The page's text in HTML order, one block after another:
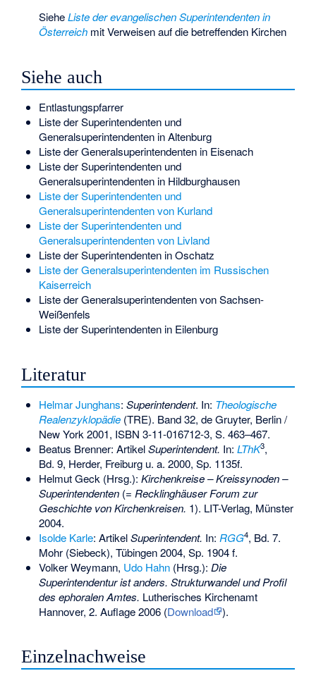
SieheListe der evangelischen Superintendenten in
Österreichmit Verweisen auf die betreffenden Kirchen
Siehe auch
Entlastungspfarrer
Liste der Superintendenten und
Generalsuperintendenten in Altenburg
Liste der Generalsuperintendenten in Eisenach
Liste der Superintendenten und
Generalsuperintendenten in Hildburghausen
Liste der Superintendenten und
Generalsuperintendenten von Kurland
Liste der Superintendenten und
Generalsuperintendenten von Livland
Liste der Superintendenten in Oschatz
Liste der Generalsuperintendenten im Russischen
Kaiserreich
Liste der Generalsuperintendenten von Sachsen-
Weißenfels
Liste der Superintendenten in Eilenburg
Literatur
Helmar Junghans: Superintendent. In: Theologische
Realenzyklopädie(TRE). Band 32, de Gruyter, Berlin /
New York 2001, ISBN 3-11-016712-3, S. 463–467.
Beatus Brenner: ArtikelSuperintendent. In: LThK3,
Bd. 9, Herder, Freiburg u. a. 2000, Sp. 1135f.
Helmut Geck (Hrsg.): Kirchenkreise – Kreissynoden –
Superintendenten(= Recklinghäuser Forum zur
Geschichte von Kirchenkreisen. 1). LIT-Verlag, Münster
2004.
Isolde Karle: ArtikelSuperintendent. In: RGG4, Bd. 7.
Mohr (Siebeck), Tübingen 2004, Sp. 1904 f.
Volker Weymann, Udo Hahn(Hrsg.): Die
Superintendentur ist anders. Strukturwandel und Profil
des ephoralen Amtes. Lutherisches Kirchenamt
Hannover, 2. Auflage 2006 (Download ).
Einzelnachweise